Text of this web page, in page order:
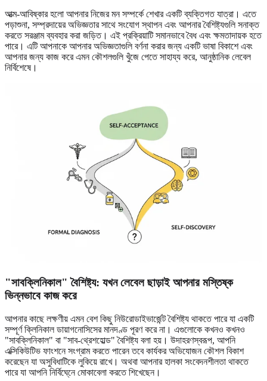
আত্ম-আবিষ্কার হলো আপনার নিজের মন সম্পর্কে শেখার একটি ব্যক্তিগত যাত্রা। এতে
পড়াশুনা, সম্প্রদায়ের অভিজ্ঞতার সাথে সংযোগ স্থাপন এবং আপনার বৈশিষ্ট্যগুলি সনাক্ত
করতে সরঞ্জাম ব্যবহার করা জড়িত। এই প্রক্রিয়াটি সমানভাবে বৈধ এবং ক্ষমতাদায়ক হতে
পারে। এটি আপনাকে আপনার অভিজ্ঞতাগুলি বর্ণনা করার জন্য একটি ভাষা বিকাশে এবং
আপনার জন্য কাজ করে এমন কৌশলগুলি খুঁজে পেতে সাহায্য করে, আনুষ্ঠানিক লেবেল
নির্বিশেষে।
"সাবক্লিনিকাল" বৈশিষ্ট্য: যখন লেবেল ছাড়াই আপনার মস্তিষ্ক
ভিন্নভাবে কাজ করে
আপনার কাছে লক্ষণীয় এমন বেশ কিছু নিউরোডাইভার্জেন্ট বৈশিষ্ট্য থাকতে পারে যা একটি
সম্পূর্ণ ক্লিনিকাল ডায়াগনোসিসের মানদণ্ড পূরণ করে না। এগুলোকে কখনও কখনও
"সাবক্লিনিকাল" বা "সাব-থ্রেশহোল্ড" বৈশিষ্ট্য বলা হয়। উদাহরণস্বরূপ, আপনি
এক্সিকিউটিভ ফাংশনে সংগ্রাম করতে পারেন তবে কার্যকর অভিযোজন কৌশল বিকাশ
করেছেন যা অসুবিধাটিকে লুকিয়ে রাখে। অথবা আপনার হালকা সংবেদনশীলতা থাকতে
পারে যা আপনি নির্বিঘে্নে মোকাবেলা করতে শিখেছেন।